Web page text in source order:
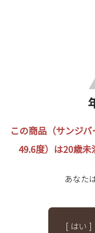
この商品（サンジ
49.6度）は20歳未
あなた
[ はい ]